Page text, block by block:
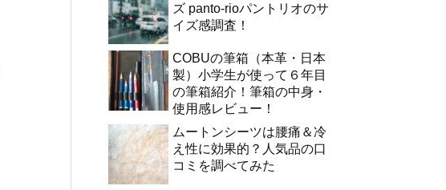
ズ panto-rioパントリオのサ
イズ感調査！
COBUの筆箱（本革・日本
製）小学生が使って６年目
の筆箱紹介！筆箱の中身・
使用感レビュー！
ムートンシーツは腰痛＆冷
え性に効果的？人気品の口
コミを調べてみた